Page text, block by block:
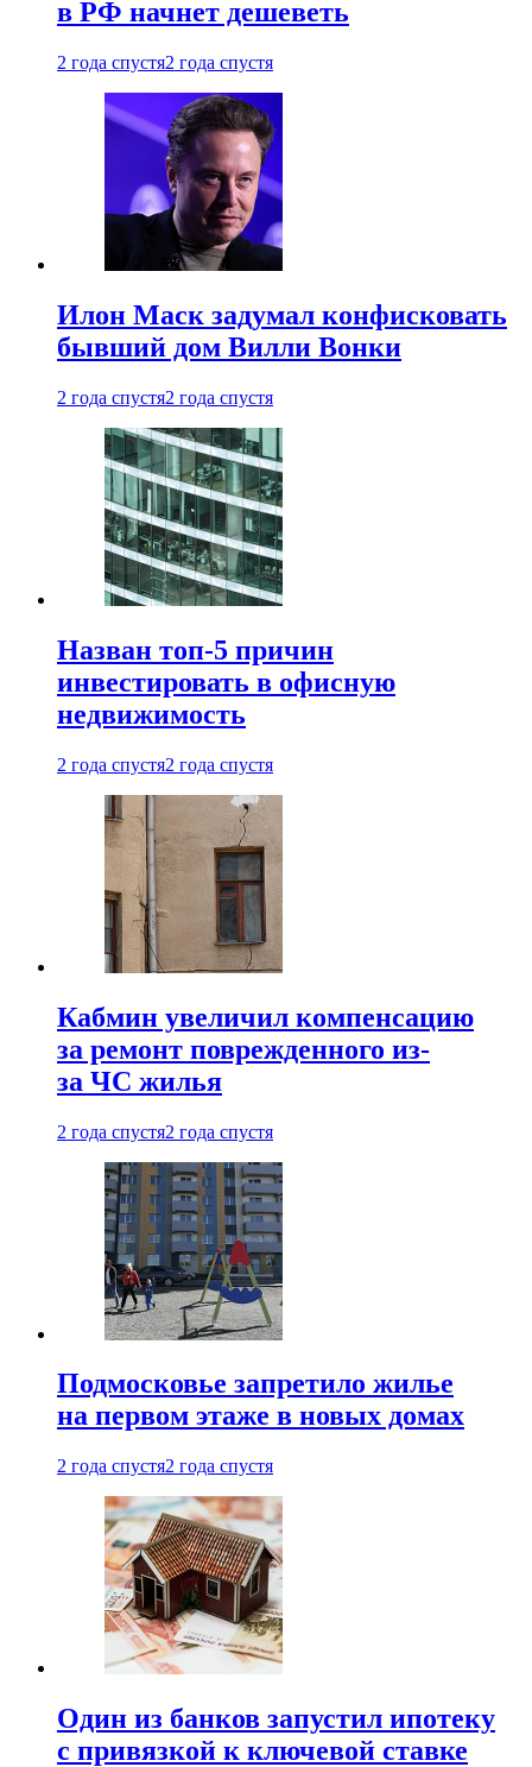
в РФ начнет дешеветь
2 года спустя2 года спустя
Илон Маск задумал конфисковать
бывший дом Вилли Вонки
2 года спустя2 года спустя
Назван топ-5 причин
инвестировать в офисную
недвижимость
2 года спустя2 года спустя
Кабмин увеличил компенсацию
за ремонт поврежденного из-
за ЧС жилья
2 года спустя2 года спустя
Подмосковье запретило жилье
на первом этаже в новых домах
2 года спустя2 года спустя
Один из банков запустил ипотеку
с привязкой к ключевой ставке